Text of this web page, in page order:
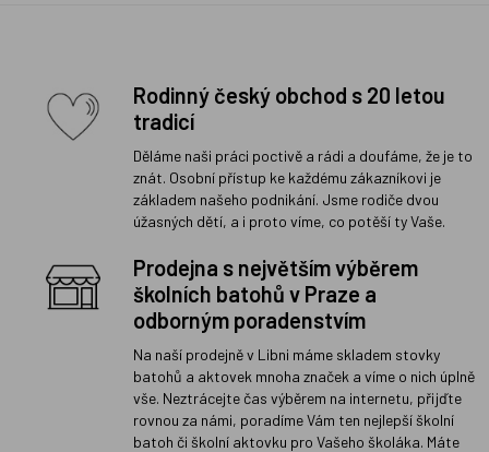
Rodinný český obchod s 20 letou
tradicí
Děláme naši práci poctivě a rádi a doufáme, že je to
znát. Osobní přístup ke každému zákazníkovi je
základem našeho podnikání. Jsme rodiče dvou
úžasných dětí, a i proto víme, co potěší ty Vaše.
Prodejna s největším výběrem
školních batohů v Praze a
odborným poradenstvím
Na naší prodejně v Libni máme skladem stovky
batohů a aktovek mnoha značek a víme o nich úplně
vše. Neztrácejte čas výběrem na internetu, přijďte
rovnou za námi, poradíme Vám ten nejlepší školní
batoh či školní aktovku pro Vašeho školáka. Máte